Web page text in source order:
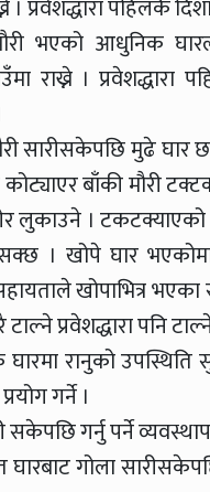
। प्रवेशद्धारा पहिलकै
भएको आधुनिक
राख्ने । प्रवेशद्धारा
सारीसकेपछि मुढे घार
कोट्याएर बाँकी मौरी
लुकाउने । टकटक्याएको
। खोपे घार
खोपाभित्र भएका
प्रवेशद्धारा पनि
रानुको उपस्थिति
गर्ने ।
सकेपछि गर्नु पर्ने
घारबाट गोला